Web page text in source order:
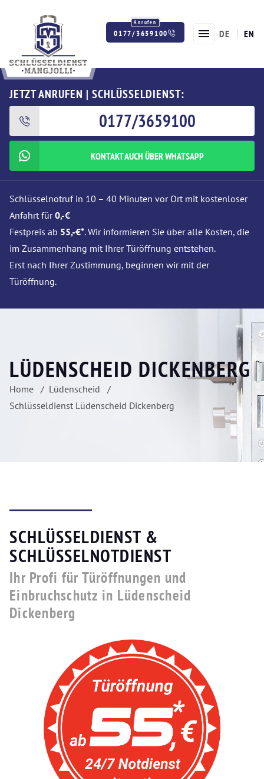
0177/3659100 DE EN
JETZT ANRUFEN | SCHLÜSSELDIENST:
0177/3659100
KONTAKT AUCH ÜBER WHATSAPP
Schlüsselnotruf in 10 – 40 Minuten vor Ort mit kostenloser
Anfahrt für0,-€
Festpreis ab 55,-€*. Wir informieren Sie über alle Kosten, die
im Zusammenhang mit Ihrer Türöffnung entstehen.
Erst nach Ihrer Zustimmung, beginnen wir mit der
Türöffnung.
LÜDENSCHEID DICKENBERG
Home
Lüdenscheid
Schlüsseldienst Lüdenscheid Dickenberg
SCHLÜSSELDIENST &
SCHLÜSSELNOTDIENST
Ihr Profi für Türöffnungen und
Einbruchschutz in Lüdenscheid
Dickenberg